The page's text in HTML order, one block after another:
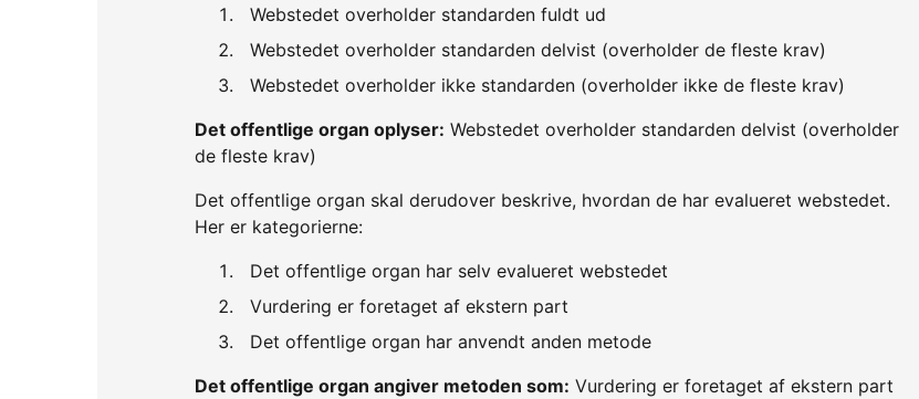
Webstedet overholder standarden fuldt ud
Webstedet overholder standarden delvist (overholder de fleste krav)
Webstedet overholder ikke standarden (overholder ikke de fleste krav)
Det offentlige organ oplyser: Webstedet overholder standarden delvist (overholder
de fleste krav)
Det offentlige organ skal derudover beskrive, hvordan de har evalueret webstedet.
Her er kategorierne:
Det offentlige organ har selv evalueret webstedet
Vurdering er foretaget af ekstern part
Det offentlige organ har anvendt anden metode
Det offentlige organ angiver metoden som: Vurdering er foretaget af ekstern part